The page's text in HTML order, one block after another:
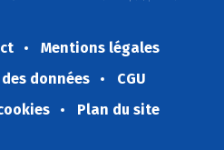
Mentions légales
données
CGU
Plan du site